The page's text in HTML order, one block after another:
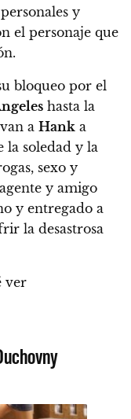
y
el personaje que
bloqueo por el
hasta la
a Hank a
la soledad y la
sexo y
y amigo
y entregado a
la desastrosa
ver